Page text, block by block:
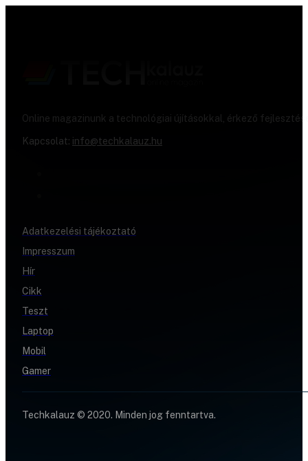
Online magazinunk a technológiai újításokkal, érkező
Kapcsolat: info@techkalauz.hu
Adatkezelési tájékoztató
Impresszum
Hír
Cikk
Teszt
Laptop
Mobil
Gamer
Techkalauz © 2020. Minden jog fenntartva.